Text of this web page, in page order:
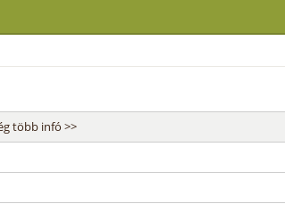
több infó >>